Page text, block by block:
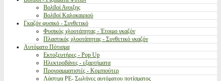
Βολβοί Ανοιξης
Βολβοί Καλοκαιριού
Γκαζόν φυσικό - Συνθετικό
Φυσικός χλοοτάπητας - Έτοιμο γκαζόν
Πλαστικός χλοοτάπητας - Συνθετικό γκαζόν
Αυτόματο Πότισμα
Εκτοξευτήρες - Pop Up
Ηλεκτροβάνες - εξαρτήματα
Προγραμματιστές - Κομπιούτερ
Λάστιχα PE- Σωλήνες αυτόματου ποτίσματος